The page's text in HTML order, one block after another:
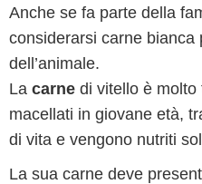
Anche se fa parte della
considerarsi carne bianca
dell’animale.
La carne di vitello è
macellati in giovane età,
di vita e vengono nutriti
La sua carne deve